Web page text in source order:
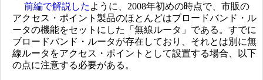
前編で解説した ように、2008年初めの時点で、市販の
アクセス・ポイント製品のほとんどはブロードバンド・ル
ータの機能をセットにした「無線ルータ」である。すでに
ブロードバンド・ルータが存在しており、それとは別に無
線ルータをアクセス・ポイントとして設置する場合、以下
の点に注意する必要がある。